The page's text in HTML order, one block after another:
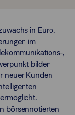
in Euro.
im
,
bilden
neuer Kunden
börsennotierten